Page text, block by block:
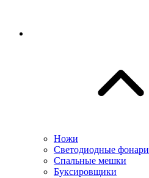
Ножи
Светодиодные фонари
Спальные мешки
Буксировщики